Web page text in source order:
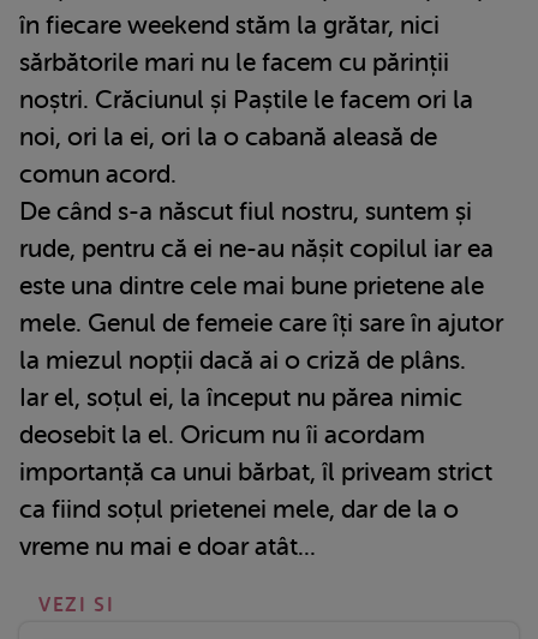
în fiecare weekend stăm la grătar, nici
sărbătorile mari nu le facem cu părinții
noștri. Crăciunul și Paștile le facem ori la
noi, ori la ei, ori la o cabană aleasă de
comun acord.
De când s-a născut fiul nostru, suntem și
rude, pentru că ei ne-au nășit copilul iar ea
este una dintre cele mai bune prietene ale
mele. Genul de femeie care îți sare în ajutor
la miezul nopții dacă ai o criză de plâns.
Iar el, soțul ei, la început nu părea nimic
deosebit la el. Oricum nu îi acordam
importanță ca unui bărbat, îl priveam strict
ca fiind soțul prietenei mele, dar de la o
vreme nu mai e doar atât...
VEZI SI